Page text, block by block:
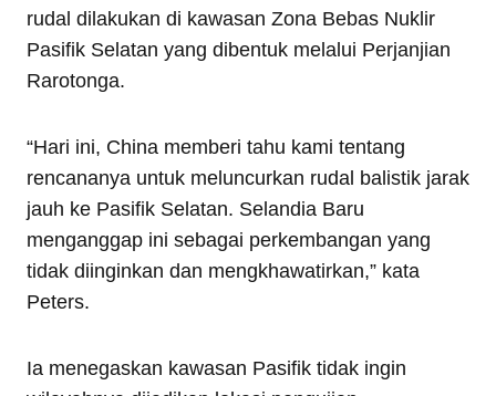
rudal dilakukan di kawasan Zona Bebas Nuklir
Pasifik Selatan yang dibentuk melalui Perjanjian
Rarotonga.
“Hari ini, China memberi tahu kami tentang
rencananya untuk meluncurkan rudal balistik jarak
jauh ke Pasifik Selatan. Selandia Baru
menganggap ini sebagai perkembangan yang
tidak diinginkan dan mengkhawatirkan,” kata
Peters.
Ia menegaskan kawasan Pasifik tidak ingin